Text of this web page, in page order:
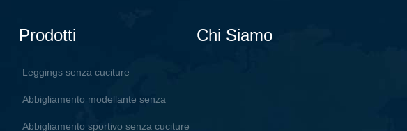
Prodotti
Leggings senza cuciture
Abbigliamento modellante senza
Abbigliamento sportivo senza cuciture
Chi Siamo